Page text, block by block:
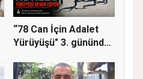
“78 Can İçin Adalet
Yürüyüşü" 3. gününde